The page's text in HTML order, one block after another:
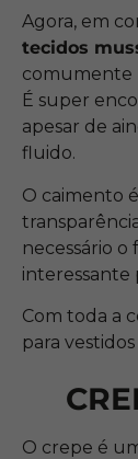
Agora, em
tecidos
comumente
É super
apesar de
fluido.
O caimento
necessário o
interessante
Com toda a
para
O crepe é